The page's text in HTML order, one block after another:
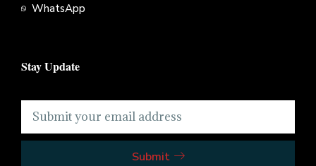
WhatsApp
Stay Update
Submit